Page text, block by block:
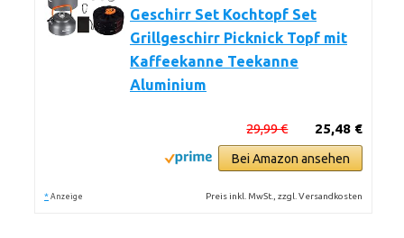
Geschirr Set Kochtopf Set
Grillgeschirr Picknick Topf mit
Kaffeekanne Teekanne
Aluminium
25,48 €
29,99 €
Bei Amazon ansehen
* Anzeige Preis inkl. MwSt., zzgl. Versandkosten